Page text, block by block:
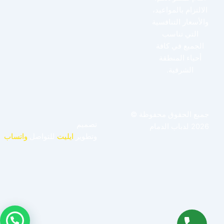
ايليتللتواصل واتساب